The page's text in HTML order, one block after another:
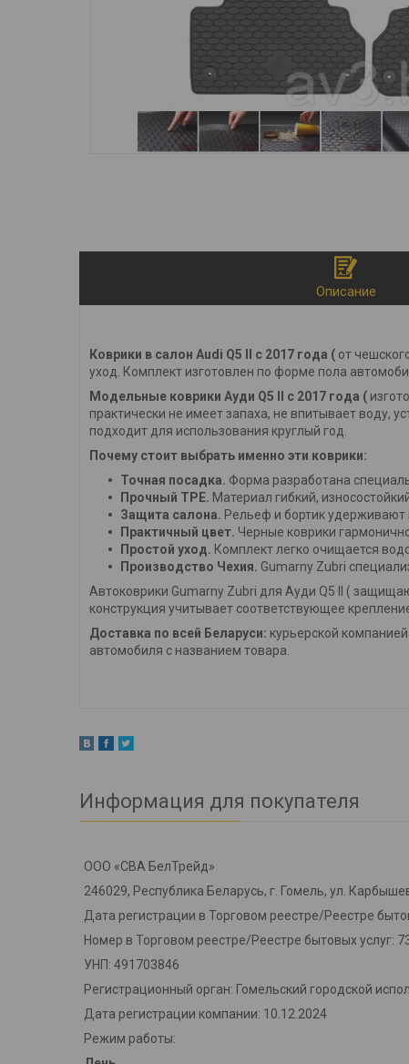
Описание
Коврики в салон Audi Q5 II с 2017 года ( от
уход. Комплект изготовлен по форме пола
Модельные коврики Ауди Q5 II с 2017 года (
практически не имеет запаха, не впитывает воду,
подходит для использования круглый год.
Почему стоит выбрать именно эти коврики:
Точная посадка. Форма разработана
Прочный TPE. Материал гибкий,
Защита салона. Рельеф и бортик удерживают
Практичный цвет. Черные коврики
Простой уход. Комплект легко очищается
Производство Чехия. Gumarny Zubri
Автоковрики Gumarny Zubri для Ауди Q5 II (
конструкция учитывает соответствующее
Доставка по всей Беларуси: курьерской
автомобиля с названием товара.
Информация для покупателя
ООО «СВА БелТрейд»
246029, Республика Беларусь, г. Гомель, ул.
Дата регистрации в Торговом реестре/Реестре
Номер в Торговом реестре/Реестре бытовых услуг:
УНП: 491703846
Регистрационный орган: Гомельский городской
Дата регистрации компании: 10.12.2024
Режим работы: